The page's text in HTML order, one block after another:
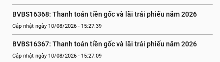
BVBS16368: Thanh toán tiền gốc và lãi trái phiếu năm 2026
Cập nhật ngày 10/08/2026 - 15:27:39
BVBS16367: Thanh toán tiền gốc và lãi trái phiếu năm 2026
Cập nhật ngày 10/08/2026 - 15:27:09